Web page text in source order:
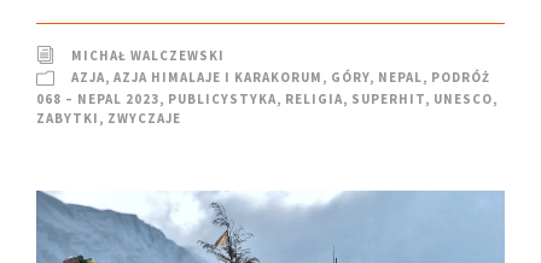
MICHAŁ WALCZEWSKI
AZJA, AZJA HIMALAJE I KARAKORUM , GÓRY, NEPAL, PODRÓŻ
068 – NEPAL 2023, PUBLICYSTYKA, RELIGIA, SUPERHIT, UNESCO,
ZABYTKI , ZWYCZAJE